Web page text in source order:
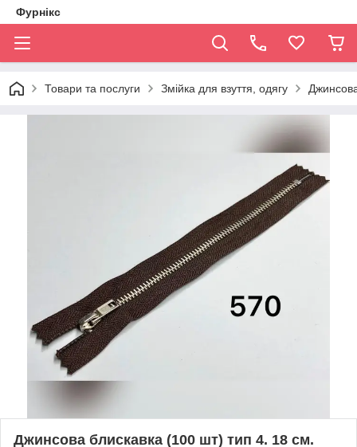
Фурнікс
Товари та послуги Змійка для взуття, одягу
Джинсова блискавка (100 шт) тип 4. 18 см.